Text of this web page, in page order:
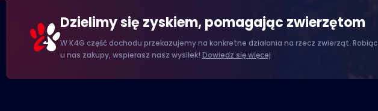
Dzielimy się zyskiem, pomagając zwierzętom
W K4G część dochodu przekazujemy na konkretne działania na rzecz zwierząt. Robiąc
u nas zakupy, wspierasz nasz wysiłek! Dowiedz się więcej